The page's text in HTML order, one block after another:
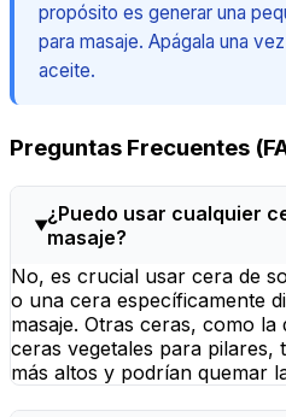
propósito es generar una
para masaje. Apágala una
aceite.
Preguntas Frecuentes
¿Puedo usar cualquier
masaje?
No, es crucial usar cera de
o una cera específicamente
masaje. Otras ceras, como
ceras vegetales para pilares,
más altos y podrían quemar